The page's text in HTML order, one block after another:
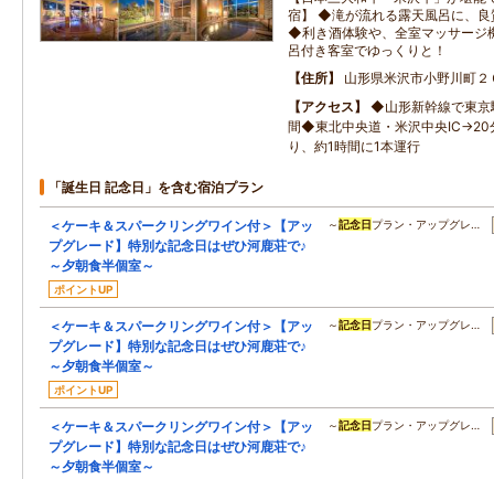
宿】 ◆滝が流れる露天風呂に、良
◆利き酒体験や、全室マッサー
呂付き客室でゆっくりと！
住所
山形県米沢市小野川町２
アクセス
◆山形新幹線で東
間◆東北中央道・米沢中央
り、約1時間に1本運行
「誕生日 記念日」を含む宿泊プラン
＜ケーキ＆スパークリングワイン付＞【アッ
プグレード】特別な記念日はぜひ河鹿荘で♪
～夕朝食半個室～
ポイントUP
～記念日 プラン・アップグレ…
＜ケーキ＆スパークリングワイン付＞【アッ
プグレード】特別な記念日はぜひ河鹿荘で♪
～夕朝食半個室～
ポイントUP
～記念日 プラン・アップグレ…
＜ケーキ＆スパークリングワイン付＞【アッ
プグレード】特別な記念日はぜひ河鹿荘で♪
～夕朝食半個室～
～記念日 プラン・アップグレ…